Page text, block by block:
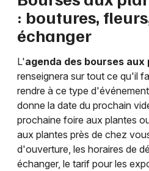
: boutures,
échanger
L'agenda des bourses aux
renseignera sur tout ce qu'il
rendre à ce type
donne la date du prochain
prochaine foire aux plantes
aux plantes près de chez
d'ouverture, les horaires de
échanger, le tarif pour les